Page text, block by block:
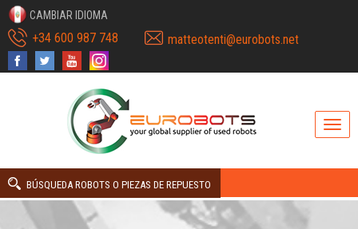
CAMBIAR IDIOMA
+34 600 987 748 matteotenti@eurobots.net
BÚSQUEDA ROBOTS O PIEZAS DE REPUESTO